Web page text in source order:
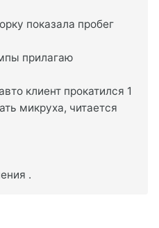
показала пробег
прилагаю
клиент прокатился 1
микруха, читается
.